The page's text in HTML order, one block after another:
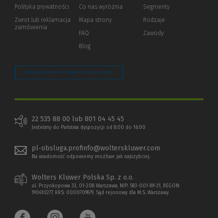
Polityka prywatności (Nowe
(Link
innej
Zwrot lub reklamacja
zamówienia
Co nas wyróżnia
Mapa strony
FAQ
Blog
Segmenty
Rodzaje
Zawody
Zarządzaj preferencjami plików cookie
22 535 88 00 lub 801 04 45 45
Jesteśmy do Państwa dyspozycji od 8:00 do 16:00
pl-obsluga.profinfo@wolterskluwer.com
Na wiadomość odpowiemy możliwe jak najszybciej.
Wolters Kluwer Polska Sp. z o.o.
ul. Przyokopowa 33, 01-208 Warszawa; NIP: 583-001-89-31, REGON:
190610277, KRS: 0000709879, Sąd rejonowy dla M.S. Warszawy